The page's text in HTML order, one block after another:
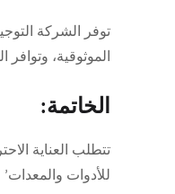
توفر الشركة
الموثوقية،
الخاتمة:
تتطلب العناية
للأدوات